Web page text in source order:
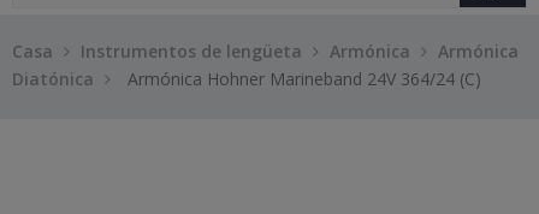
Casa Instrumentos de lengüeta Armónica
Armónica
Diatónica
Armónica Hohner Marineband 24V 364/24 (C)